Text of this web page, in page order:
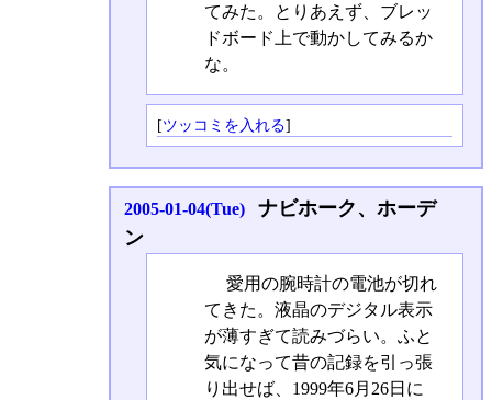
てみた。とりあえず、ブレッ
ドボード上で動かしてみるか
な。
[ツッコミを入れる]
2005-01-04(Tue)
ナビホーク、ホーデ
ン
愛用の腕時計の電池が切れ
てきた。液晶のデジタル表示
が薄すぎて読みづらい。ふと
気になって昔の記録を引っ張
り出せば、1999年6月26日に